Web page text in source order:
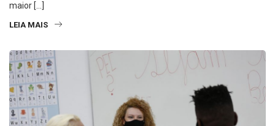
maior […]
LEIA MAIS